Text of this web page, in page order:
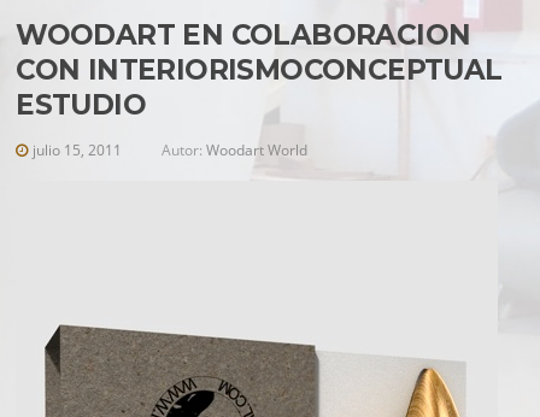
WOODART EN COLABORACION
CON INTERIORISMOCONCEPTUAL
ESTUDIO
julio 15, 2011 Autor:Woodart World